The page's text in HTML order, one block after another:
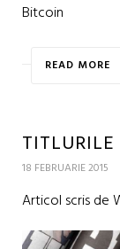
Bitcoin
READ MORE
18 FEBRUARIE 2015
Articol scris de